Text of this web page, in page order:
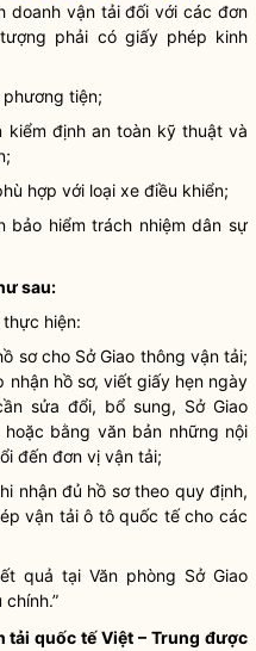
doanh vận tải đối với các đơn
phải có giấy phép kinh
tiện;
kiểm định an toàn kỹ thuật và
hợp với loại xe điều khiển;
bảo hiểm trách nhiệm dân sự
sau:
hiện:
sơ cho Sở Giao thông vận tải;
nhận hồ sơ, viết giấy hẹn ngày
sửa đổi, bổ sung, Sở Giao
bằng văn bản những nội
đến đơn vị vận tải;
nhận đủ hồ sơ theo quy định,
vận tải ô tô quốc tế cho các
quả tại Văn phòng Sở Giao
tải quốc tế Việt – Trung được